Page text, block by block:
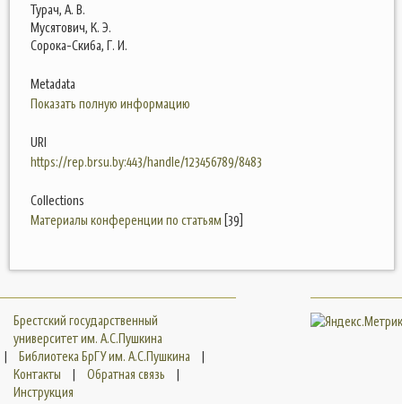
Турач, А. В.
Мусятович, К. Э.
Сорока-Скиба, Г. И.
Metadata
Показать полную информацию
URI
https://rep.brsu.by:443/handle/123456789/8483
Collections
Материалы конференции по статьям [39]
Брестский государственный
университет им. А.С.Пушкина
|
Библиотека БрГУ им. А.С.Пушкина
|
Контакты
| Обратная связь
|
Инструкция